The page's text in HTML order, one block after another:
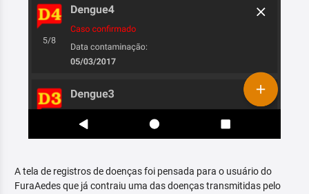
A tela de registros de doenças foi pensada para o usuário do
FuraAedes que já contraiu uma das doenças transmitidas pelo